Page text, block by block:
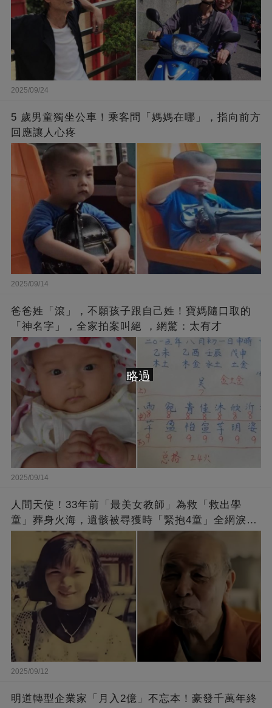
2025/09/24
5 歲男童獨坐公車！乘客問「媽媽在哪」，指向前方
回應讓人心疼
2025/09/14
爸爸姓「滾」，不願孩子跟自己姓！寶媽隨口取的
「神名字」，全家拍案叫絕 ，網驚：太有才
2025/09/14
人間天使！33年前「最美女教師」為救「救出學
童」葬身火海，遺骸被尋獲時「緊抱4童」全網淚
崩：真正的英雄不該被遺忘
2025/09/12
明道轉型企業家「月入2億」不忘本！豪發千萬年終
略過